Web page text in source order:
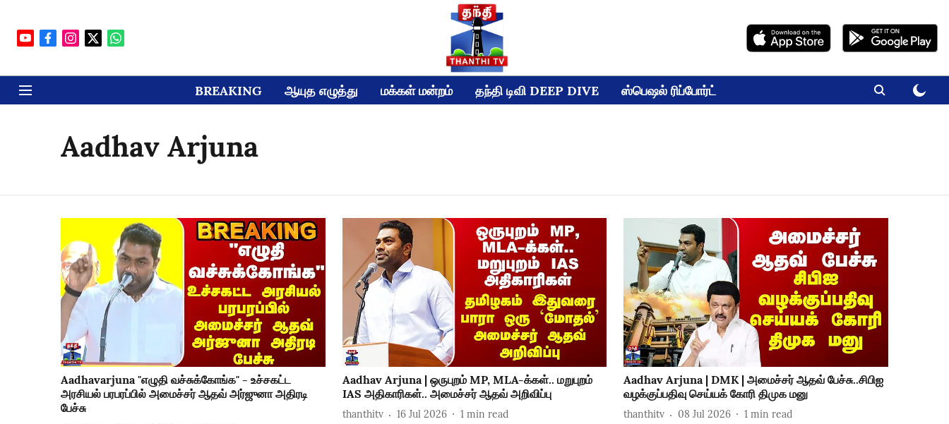
BREAKING ஆயுத எழுத்து மக்கள் மன்றம் தந்தி டிவி DEEP DIVE ஸ்பெஷல் ரிப்போர்ட்
Aadhav Arjuna
Aadhavarjuna "எழுதி வச்சுக்கோங்க" - உச்சகட்ட
அரசியல் பரபரப்பில் அமைச்சர் ஆதவ் அர்ஜுனா அதிரடி
பேச்சு
Aadhav Arjuna | ஒருபுறம் MP, MLA-க்கள்.. மறுபுறம்
IAS அதிகாரிகள்.. அமைச்சர் ஆதவ் அறிவிப்பு
thanthitv 16 Jul 2026 1 min read
Aadhav Arjuna | DMK | அமைச்சர் ஆதவ் பேச்சு..சிபிஐ
வழக்குப்பதிவு செய்யக் கோரி திமுக மனு
thanthitv 08 Jul 2026 1 min read